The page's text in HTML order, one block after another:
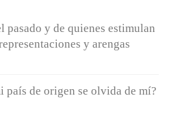
pasado y de quienes estimulan
y arengas
país de origen se olvida de mí?